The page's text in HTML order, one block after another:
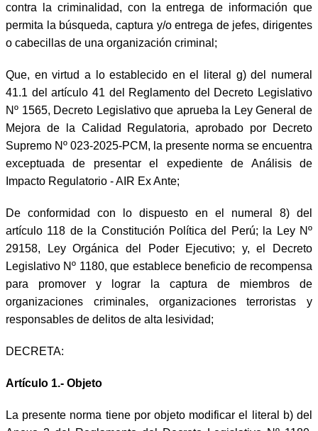
contra la criminalidad, con la entrega de información que
permita la búsqueda, captura y/o entrega de jefes, dirigentes
o cabecillas de una organización criminal;
Que, en virtud a lo establecido en el literal g) del numeral
41.1 del artículo 41 del Reglamento del Decreto Legislativo
Nº 1565, Decreto Legislativo que aprueba la Ley General de
Mejora de la Calidad Regulatoria, aprobado por Decreto
Supremo Nº 023-2025-PCM, la presente norma se encuentra
exceptuada de presentar el expediente de Análisis de
Impacto Regulatorio - AIR Ex Ante;
De conformidad con lo dispuesto en el numeral 8) del
artículo 118 de la Constitución Política del Perú; la Ley Nº
29158, Ley Orgánica del Poder Ejecutivo; y, el Decreto
Legislativo Nº 1180, que establece beneficio de recompensa
para promover y lograr la captura de miembros de
organizaciones criminales, organizaciones terroristas y
responsables de delitos de alta lesividad;
DECRETA:
Artículo 1.- Objeto
La presente norma tiene por objeto modificar el literal b) del